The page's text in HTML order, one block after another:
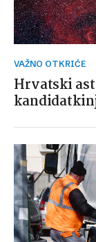
VAŽNO OTKRIĆE
Hrvatski